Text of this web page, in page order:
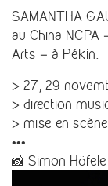
SAMANTHA
au China NCPA
Arts – à Pékin.
> 27, 29
> direction
> mise en
•••
📸 Simon Höfele